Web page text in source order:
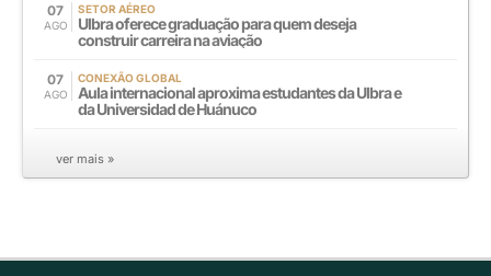
07
AGO
SETOR AÉREO
Ulbra oferece graduação para quem deseja
construir carreira na aviação
07
AGO
CONEXÃO GLOBAL
Aula internacional aproxima estudantes da Ulbra e
da Universidad de Huánuco
ver mais »